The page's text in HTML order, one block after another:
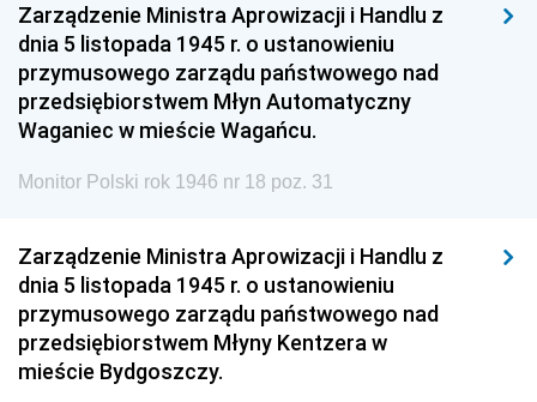
Zarządzenie Ministra Aprowizacji i Handlu z
dnia 5 listopada 1945 r. o ustanowieniu
przymusowego zarządu państwowego nad
przedsiębiorstwem Młyn Automatyczny
Waganiec w mieście Wagańcu.
Monitor Polski rok 1946 nr 18 poz. 31
Zarządzenie Ministra Aprowizacji i Handlu z
dnia 5 listopada 1945 r. o ustanowieniu
przymusowego zarządu państwowego nad
przedsiębiorstwem Młyny Kentzera w
mieście Bydgoszczy.